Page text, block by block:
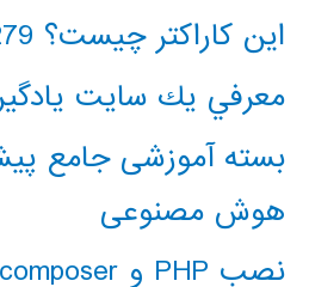
این کاراکتر چیست؟ 65279
معرفي يك سايت
بسته آموزشی جامع
هوش مصنوعی
نصب PHP و composer در ویندوز 10